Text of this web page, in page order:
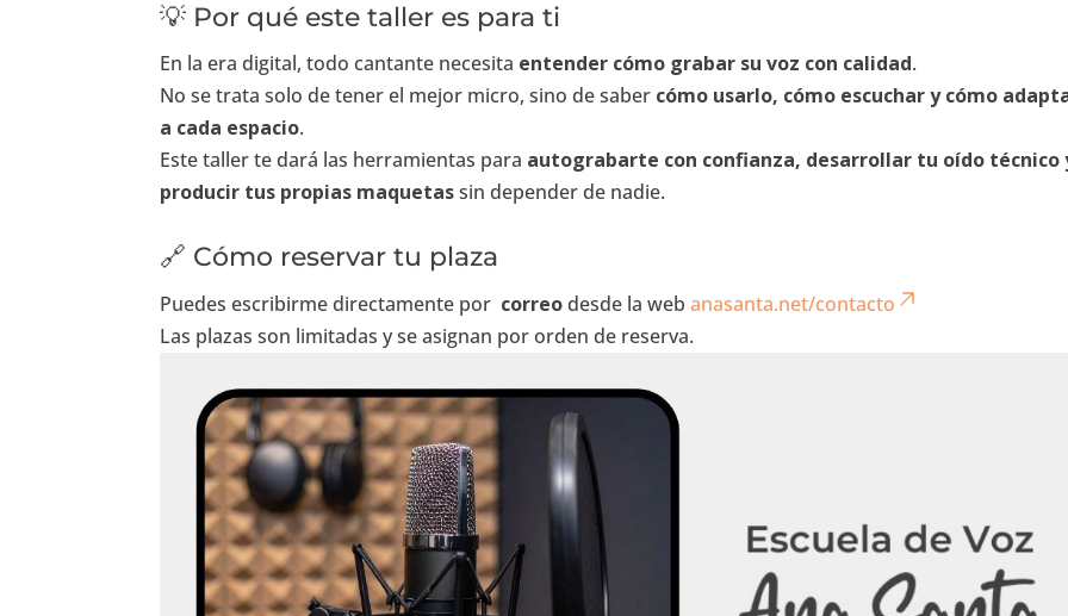
💡 Por qué este taller es para ti
En la era digital, todo cantante necesita entender cómo grabar su voz con calidad.
No se trata solo de tener el mejor micro, sino de saber cómo usarlo, cómo escuchar y cómo
a cada espacio.
Este taller te dará las herramientas para autograbarte con confianza, desarrollar tu oído técnico
producir tus propias maquetassin depender de nadie.
🔗 Cómo reservar tu plaza
Puedes escribirme directamente por correodesde la webanasanta.net/contacto
Las plazas son limitadas y se asignan por orden de reserva.